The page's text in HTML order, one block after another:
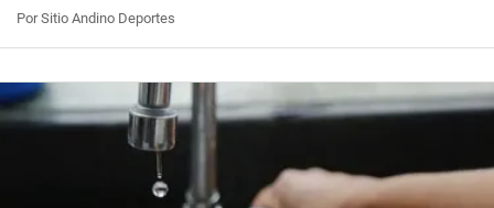
Por Sitio Andino Deportes